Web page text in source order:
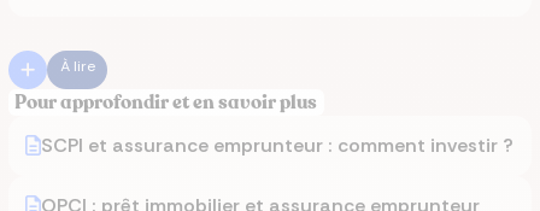
À lire
Pour approfondir et en savoir plus
SCPI et assurance emprunteur : comment investir ?
OPCI : prêt immobilier et assurance emprunteur